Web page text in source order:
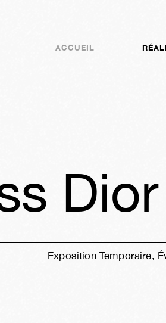
ACCUEIL
Dior
Exposition Temporaire,